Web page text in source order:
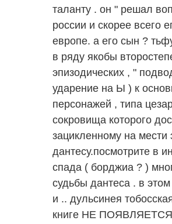
таланту . он " решал
россии и скорее всего
европе. а его сын ?
в ряду якобы
эпизодических , "
ударение на Ы ) к
персонажей , типа
сокровища которого
зацикленному на мести
дантесу.посмотрите в
спада ( борджиа ? )
судьбы дантеса . в
и .. дульсинея
книге НЕ ПОЯВЛЯЕТСЯ